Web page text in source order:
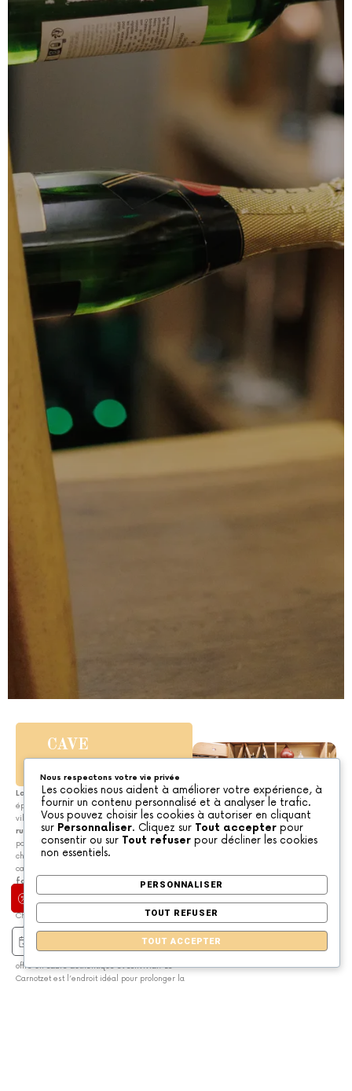
CAVE
La Cave Le Carnotzetest l’adresse
épicurienne du Tsilaosa, nichée au cœur du
village de Cilaos. Dans uneambiance
rustique et intimiste, pierres apparentes et
poutres en bois composent un décor
chaleureux propice aux instants de partage. La
carte célèbre le terroir avec
fondues
ardoises de fromages et
charcuteriessoigneusement sélectionnées.
Chaque
mets s’accorde à une belle
sélection de vins, mettant notamment à
l’honneur les
. Entièrement
restaurée par des artisans de l’île, la cave
offre un cadre authentique et convivial. Le
Carnotzet est l’endroit idéal pour prolonger la
Vérifier les disponibilités
Offres spéciales
Nous respectons votre vie privée
Les cookies nous aident à améliorer votre expérience, à
fournir un contenu personnalisé et à analyser le trafic.
Vous pouvez choisir les cookies à autoriser en cliquant
sur Personnaliser. Cliquez sur Tout accepterpour
consentir ou sur Tout refuserpour décliner les cookies
non essentiels.
PERSONNALISER
TOUT REFUSER
TOUT ACCEPTER